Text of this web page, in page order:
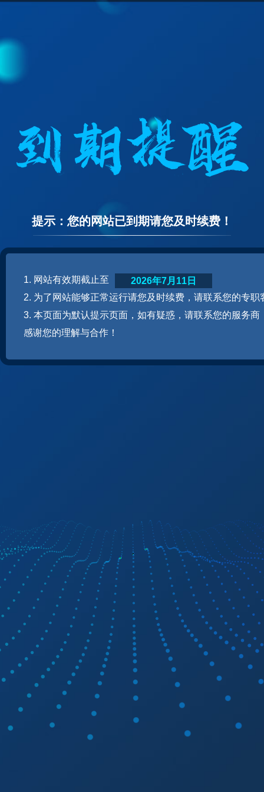
提示：您的网站已到期请您及时续费！
1. 网站有效期截止至
2. 为了网站能够正常运行请您及时续费，请联系您的专职
3. 本页面为默认提示页面，如有疑惑，请联系您的服务商
感谢您的理解与合作！
2026年7月11日